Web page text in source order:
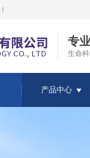
！
专
生命
产品中心